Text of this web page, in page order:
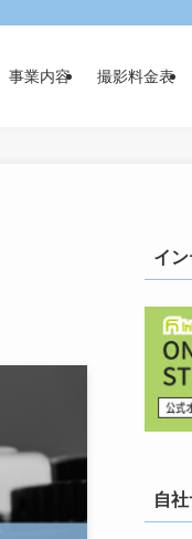
事業内容 撮影料金表
イ
自